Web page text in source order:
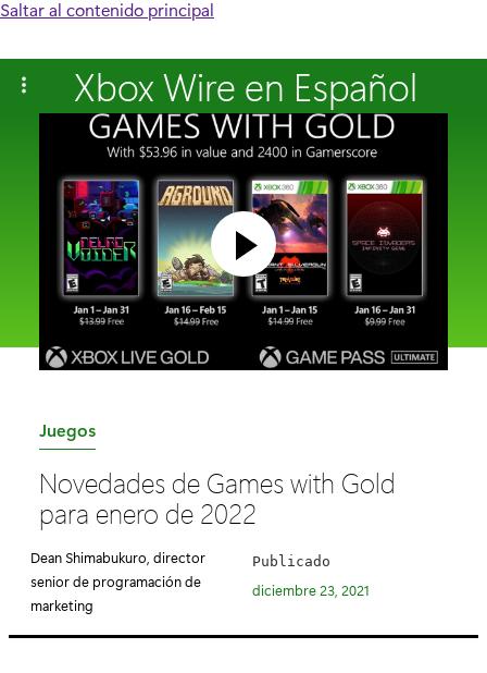
Saltar al contenido principal
Xbox Wire en Español
C
t
e
o
r
í
Juegos
Novedades de Games with Gold
para enero de 2022
Dean Shimabukuro, director
senior de programación de
marketing
Publicado
diciembre 23, 2021